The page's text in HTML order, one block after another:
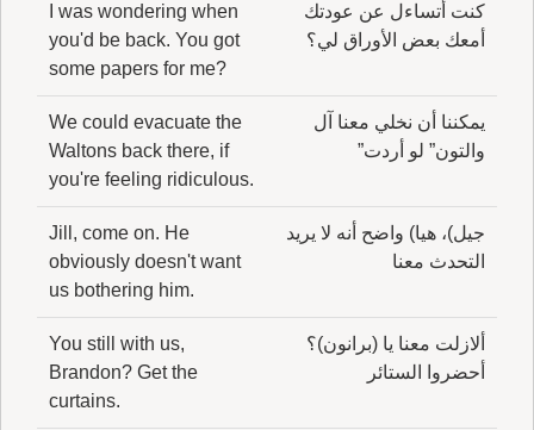
كنت أتساءل عن عودتك
أمعك بعض الأوراق لي؟
I was wondering when
you'd be back. You got
some papers for me?
يمكننا أن نخلي معنا آل
والتون” لو أردت”
We could evacuate the
Waltons back there, if
you're feeling ridiculous.
جيل)، هيا) واضح أنه لا يريد
التحدث معنا
Jill, come on. He
obviously doesn't want
us bothering him.
ألازلت معنا يا (برانون)؟
أحضروا الستائر
You still with us,
Brandon? Get the
curtains.